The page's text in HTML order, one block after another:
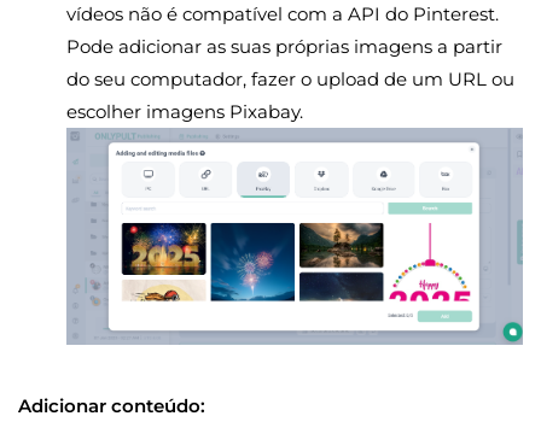
vídeos não é compatível com a API do Pinterest.
Pode adicionar as suas próprias imagens a partir
do seu computador, fazer o upload de um URL ou
escolher imagens Pixabay.
Adicionar conteúdo: